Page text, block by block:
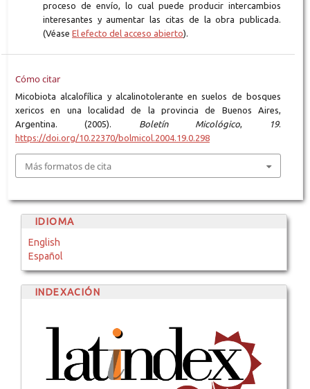
proceso de envío, lo cual puede producir intercambios
interesantes y aumentar las citas de la obra publicada.
(Véase El efecto del acceso abierto).
Cómo citar
Micobiota alcalofílica y alcalinotolerante en suelos de bosques
xericos en una localidad de la provincia de Buenos Aires,
Argentina. (2005).
Boletín Micológico, 19.
https://doi.org/10.22370/bolmicol.2004.19.0.298
Más formatos de cita
IDIOMA
English
Español
INDEXACIÓN